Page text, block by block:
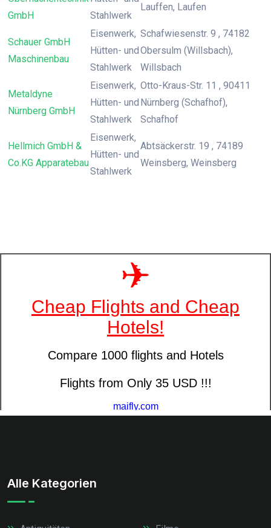
GmbH
Stahlwerk
Lauffen, Laufen
Schauer GmbH
Maschinenbau
Eisenwerk,
Hütten- und
Stahlwerk
Schafwiesenstr. 9 , 74182
Obersulm (Willsbach),
Willsbach
Metaldyne
Nürnberg GmbH
Eisenwerk,
Hütten- und
Stahlwerk
Otto-Kraus-Str. 11 , 90411
Nürnberg (Schafhof),
Schafhof
Hellmich GmbH &
Co.KG Apparatebau
Eisenwerk,
Hütten- und
Stahlwerk
Abtsäckerstr. 19 , 74189
Weinsberg, Weinsberg
Alle Kategorien